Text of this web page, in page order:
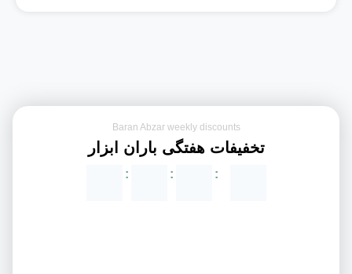
Baran Abzar weekly discounts
تخفیفات هفتگی باران ابزار
:
:
: